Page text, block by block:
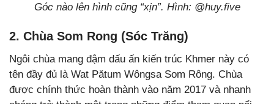
Góc nào lên hình cũng “xịn”. Hình: @huy.five
2. Chùa Som Rong (Sóc Trăng)
Ngôi chùa mang đậm dấu ấn kiến trúc Khmer này có
tên đầy đủ là Wat Pătum Wôngsa Som Rông. Chùa
được chính thức hoàn thành vào năm 2017 và nhanh